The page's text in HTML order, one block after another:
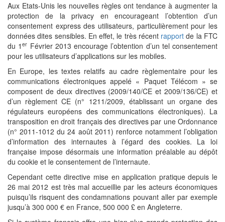
Aux Etats-Unis les nouvelles règles ont tendance à augmenter la
protection de la privacy en encourageant l’obtention d’un
consentement express des utilisateurs, particulièrement pour les
données dites sensibles. En effet, le très récent rapport de la FTC
du 1er Février 2013 encourage l’obtention d’un tel consentement
pour les utilisateurs d’applications sur les mobiles.
En Europe, les textes relatifs au cadre règlementaire pour les
communications électroniques appelé « Paquet Télécom » se
composent de deux directives (2009/140/CE et 2009/136/CE) et
d’un règlement CE (n° 1211/2009, établissant un organe des
régulateurs européens des communications électroniques). La
transposition en droit français des directives par une Ordonnance
(n° 2011-1012 du 24 août 2011) renforce notamment l’obligation
d’information des internautes à l’égard des cookies. La loi
française impose désormais une information préalable au dépôt
du cookie et le consentement de l’internaute.
Cependant cette directive mise en application pratique depuis le
26 mai 2012 est très mal accueillie par les acteurs économiques
puisqu’ils risquent des condamnations pouvant aller par exemple
jusqu’à 300 000 € en France, 500 000 £ en Angleterre.